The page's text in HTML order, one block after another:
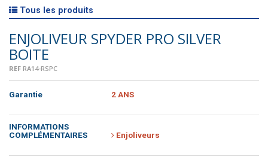
Tous les produits
ENJOLIVEUR SPYDER PRO SILVER
BOITE
REF RA14-RSPC
Garantie 2 ANS
INFORMATIONS
COMPLÉMENTAIRES
Enjoliveurs